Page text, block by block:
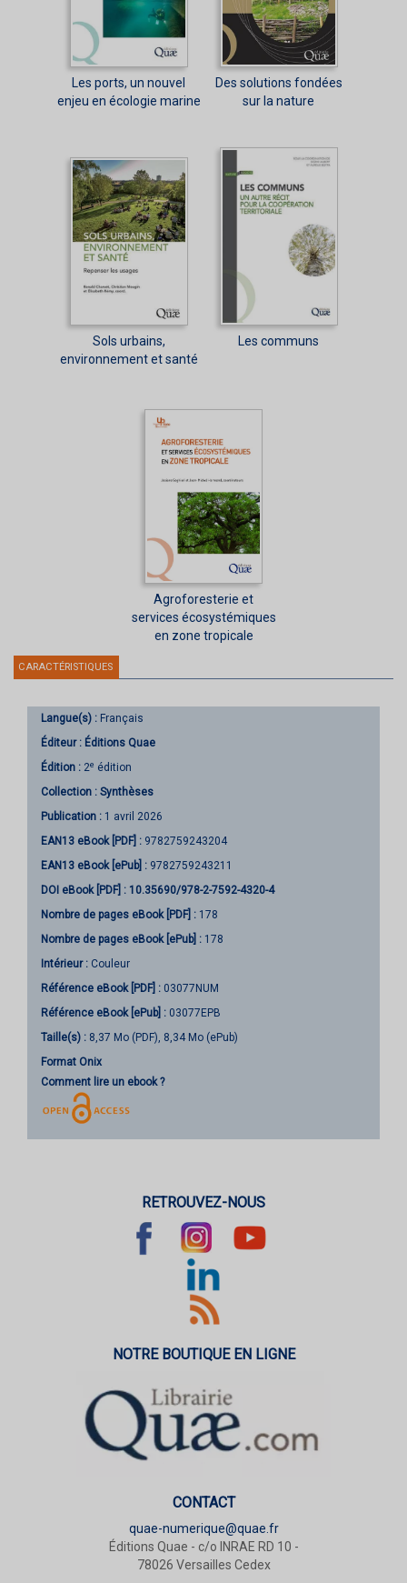
Les ports, un nouvel
enjeu en écologie marine
Des solutions fondées
sur la nature
Sols urbains,
environnement et santé
Les communs
Agroforesterie et
services écosystémiques
en zone tropicale
CARACTÉRISTIQUES
Langue(s) : Français
Éditeur : Éditions Quae
Édition : 2e édition
Collection : Synthèses
Publication : 1 avril 2026
EAN13 eBook [PDF] : 9782759243204
EAN13 eBook [ePub] : 9782759243211
DOI eBook [PDF] : 10.35690/978-2-7592-4320-4
Nombre de pages eBook [PDF] : 178
Nombre de pages eBook [ePub] : 178
Intérieur : Couleur
Référence eBook [PDF] : 03077NUM
Référence eBook [ePub] : 03077EPB
Taille(s) : 8,37 Mo (PDF), 8,34 Mo (ePub)
Format Onix
Comment lire un ebook ?
RETROUVEZ-NOUS
NOTRE BOUTIQUE EN LIGNE
CONTACT
quae-numerique@quae.fr
Éditions Quae - c/o INRAE RD 10 -
78026 Versailles Cedex